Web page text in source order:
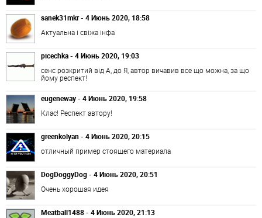
sanek31mkr - 4 Июнь 2020, 18:58
Актуальна і свіжа інфа
picechka - 4 Июнь 2020, 19:03
сенс розкритий від А, до Я, автор вичавив все що можна, за що
йому респект!
eugeneway - 4 Июнь 2020, 19:58
Клас! Респект автору!
greenkolyan - 4 Июнь 2020, 20:15
отличный пример стоящего материала
DogDoggyDog - 4 Июнь 2020, 20:51
Очень хорошая идея
Meatball1488 - 4 Июнь 2020, 21:13